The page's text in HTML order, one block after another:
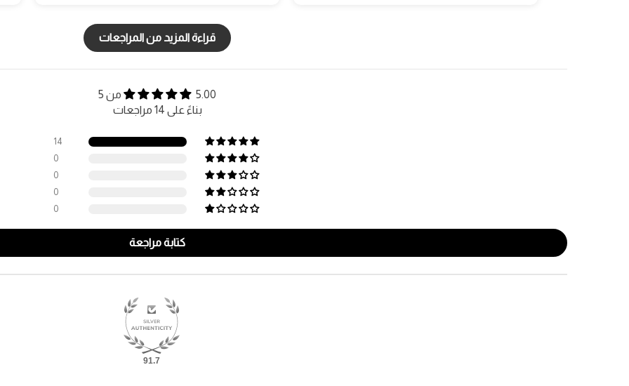
قراءة المزيد من المراجعات
5.00 من 5
بناءً على 14 مراجعات
14
0
0
0
0
كتابة مراجعة
91.7